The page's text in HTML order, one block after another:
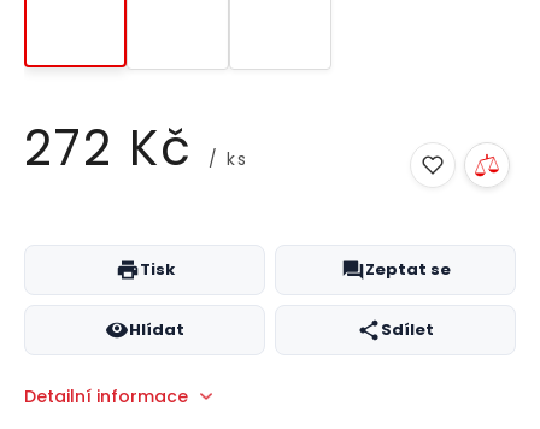
272 Kč / ks
cena:
Tisk Zeptat se
Hlídat Sdílet
Detailní informace